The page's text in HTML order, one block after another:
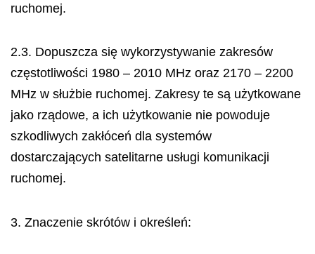
ruchomej.
2.3. Dopuszcza się wykorzystywanie zakresów
częstotliwości 1980 – 2010 MHz oraz 2170 – 2200
MHz w służbie ruchomej. Zakresy te są użytkowane
jako rządowe, a ich użytkowanie nie powoduje
szkodliwych zakłóceń dla systemów
dostarczających satelitarne usługi komunikacji
ruchomej.
3. Znaczenie skrótów i określeń: